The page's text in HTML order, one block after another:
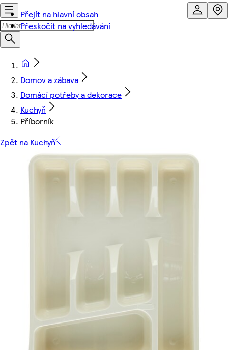
Přejít na hlavní obsah
Přeskočit na vyhledávání
Domov a zábava
Domácí potřeby a dekorace
Kuchyň
Příborník
Zpět na Kuchyň